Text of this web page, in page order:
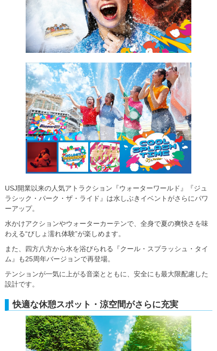
USJ開業以来の人気アトラクション『ウォーターワールド』『ジュ
ラシック・パーク・ザ・ライド』は水しぶきイベントがさらにパワ
ーアップ。
水かけアクションやウォーターカーテンで、全身で夏の爽快さを味
わえる“びしょ濡れ体験”が楽しめます。
また、四方八方から水を浴びられる『クール・スプラッシュ・タイ
ム』も25周年バージョンで再登場。
テンションが一気に上がる音楽とともに、安全にも最大限配慮した
設計です。
快適な休憩スポット・涼空間がさらに充実